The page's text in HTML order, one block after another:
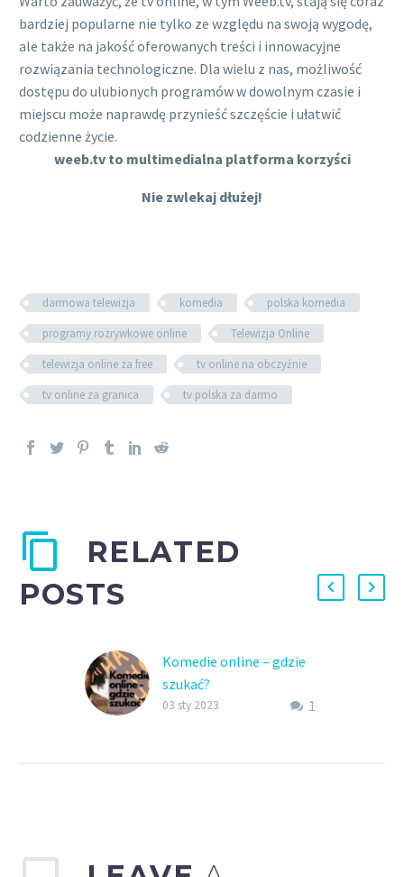
bardziej popularne nie tylko ze względu na swoją wygodę,
ale także na jakość oferowanych treści i innowacyjne
rozwiązania technologiczne. Dla wielu z nas, możliwość
dostępu do ulubionych programów w dowolnym czasie i
miejscu może naprawdę przynieść szczęście i ułatwić
codzienne życie.
weeb.tv to multimedialna platforma korzyści
Nie zwlekaj dłużej!
darmowa telewizja komedia
polska komedia
programy rozrywkowe online
Telewizja Online
telewizja online za free
tv online na obczyźnie
tv online za granica
tv polska za darmo
RELATED
POSTS
Komedie online – gdzie
szukać?
Komedie online? Na
1
03 sty 2023